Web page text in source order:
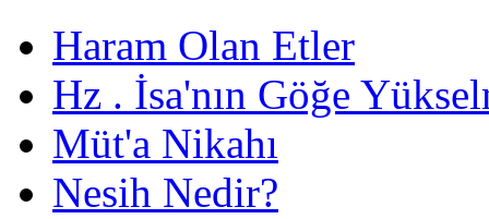
Haram Olan Etler
Hz . İsa'nın Göğe
Müt'a Nikahı
Nesih Nedir?